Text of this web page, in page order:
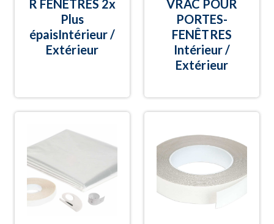
R FENÊTRES 2x
Plus
épaisIntérieur /
Extérieur
VRAC POUR
PORTES-
FENÊTRES
Intérieur /
Extérieur